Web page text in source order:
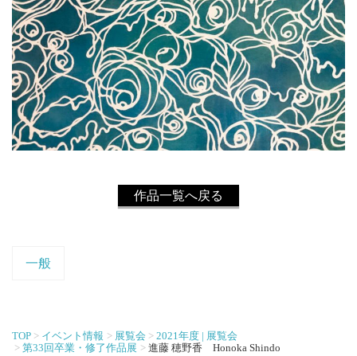
作品一覧へ戻る
一般
TOP イベント情報 展覧会
2021年度 | 展覧会
第33回卒業・修了作品展
進藤 穂野香 Honoka Shindo